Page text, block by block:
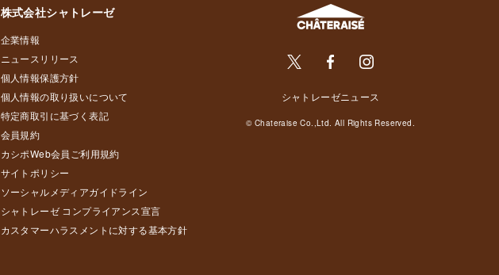
株式会社シャトレーゼ
企業情報
ニュースリリース
個人情報保護方針
個人情報の取り扱いについて
特定商取引に基づく表記
会員規約
カシポWeb会員ご利用規約
サイトポリシー
ソーシャルメディアガイドライン
シャトレーゼ コンプライアンス宣言
カスタマーハラスメントに対する基本方針
シャトレーゼニュース
© Chateraise Co.,Ltd. All Rights Reserved.